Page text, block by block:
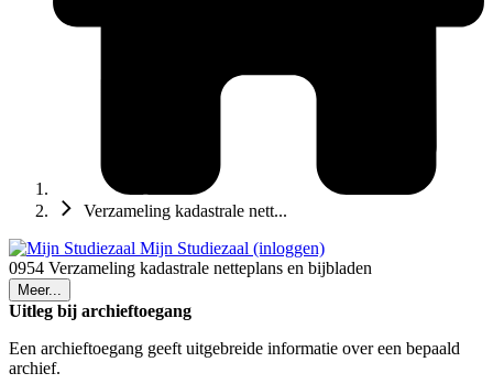
Verzameling kadastrale nett...
Mijn Studiezaal (inloggen)
0954 Verzameling kadastrale netteplans en bijbladen
Meer...
Uitleg bij archieftoegang
Een archieftoegang geeft uitgebreide informatie over een bepaald
archief.